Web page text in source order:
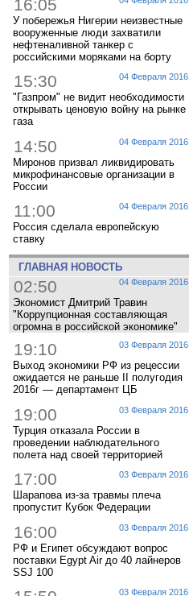
16:05
У побережья Нигерии неизвестные
вооруженные люди захватили
нефтеналивной танкер с
российскими моряками на борту
04 Февраля 2016
15:30
"Газпром" не видит необходимости
открывать ценовую войну на рынке
газа
04 Февраля 2016
14:50
Миронов призвал ликвидировать
микрофинансовые организации в
России
04 Февраля 2016
11:00
Россия сделала европейскую
ставку
ГЛАВНАЯ НОВОСТЬ
04 Февраля 2016
02:50
Экономист Дмитрий Травин
"Коррупционная составляющая
огромна в российской экономике"
03 Февраля 2016
19:10
Выход экономики РФ из рецессии
ожидается не раньше II полугодия
2016г — департамент ЦБ
03 Февраля 2016
19:00
Турция отказала России в
проведении наблюдательного
полета над своей территорией
03 Февраля 2016
17:00
Шарапова из-за травмы плеча
пропустит Кубок Федерации
03 Февраля 2016
16:00
РФ и Египет обсуждают вопрос
поставки Egypt Air до 40 лайнеров
SSJ 100
03 Февраля 2016